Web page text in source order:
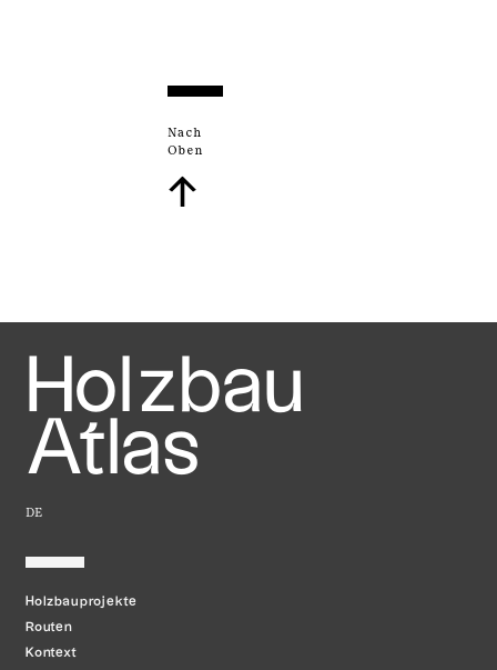
Nach
Oben
↑
Holzbau
Atlas
DE
Holzbauprojekte
Routen
Kontext